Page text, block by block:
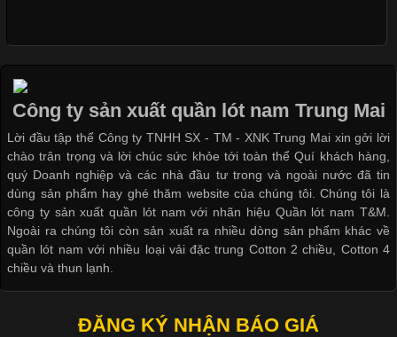
Các Form Áo Thun Phổ Biến Hiện Nay Và Xu Hướng Trong
Ngành May Mặc Áo thun là một trong những trang phục quen
thuộc và được sử dụng phổ biến nhất hiện nay. Không chỉ đa
dạng về màu sắc hay chất liệu, áo thun còn có nhiều form dáng
khác nhau để phù hợp với từng phong cách thời trang và nhu
cầu
Khám Phá Áo Phông Trang Phục Phổ Biến Nhất Hiện Nay
Áo phông là một trong những trang phục phổ biến nhất trong
Công ty sản xuất quần lót nam Trung Mai
Lời đầu tập thể Công ty TNHH SX - TM - XNK Trung Mai xin gởi lời
chào trân trọng và lời chúc sức khỏe tới toàn thể Quí khách hàng,
quý Doanh nghiệp và các nhà đầu tư trong và ngoài nước đã tin
dùng sản phẩm hay ghé thăm website của chúng tôi. Chúng tôi là
công ty sản xuất quần lót nam với nhãn hiệu Quần lót nam T&M.
Ngoài ra chúng tôi còn sản xuất ra nhiều dòng sản phẩm khác về
quần lót nam với nhiều loại vải đặc trung Cotton 2 chiều, Cotton 4
chiều và thun lạnh.
ĐĂNG KÝ NHẬN BÁO GIÁ